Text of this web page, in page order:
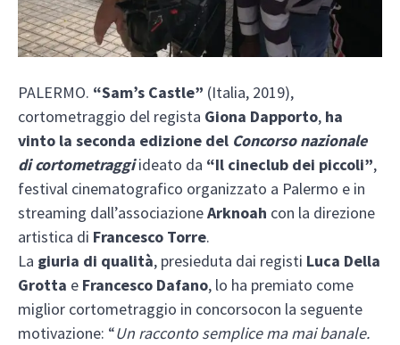
PALERMO. “Sam’s Castle” (Italia, 2019),
cortometraggio del regista Giona Dapporto, ha
vinto la seconda edizione del Concorso nazionale
di cortometraggi ideato da “Il cineclub dei piccoli”,
festival cinematografico organizzato a Palermo e in
streaming dall’associazioneArknoah con la direzione
artistica di Francesco Torre.
La giuria di qualità, presieduta dai registi Luca Della
Grotta e Francesco Dafano, lo ha premiato come
miglior cortometraggio in concorsocon la seguente
motivazione: “Un racconto semplice ma mai banale.